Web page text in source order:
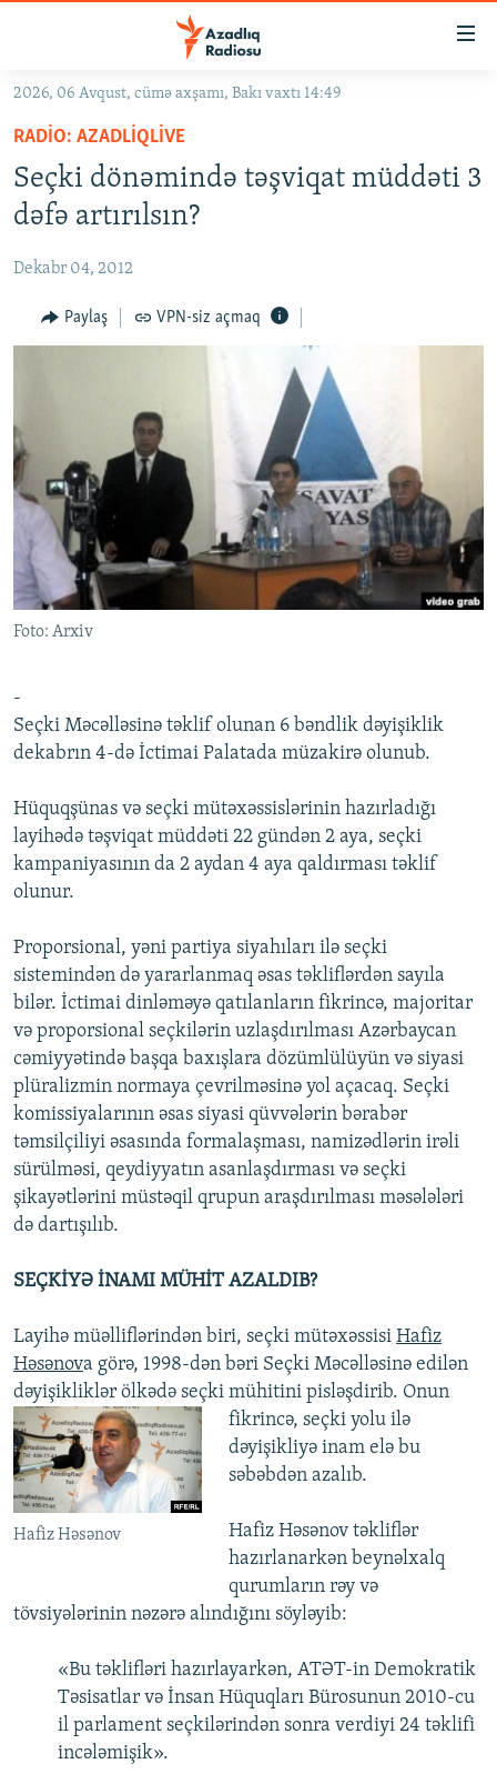
Əsas
qayıt
Əsas
naviqasiyaya
qayıt
Axtarışa
GÜNDƏM
#İZAHLA
KORRUPSIOMETR
FƏRQƏ BAX
QANUNI DOĞRU
FOTOQALEREYA
İNFOQRAFIKA
KARIKATURA
RADIO ARXIV
OXU ZALI
AZƏRBAYCAN ƏDƏBIYYATI KITABXANASI
İSLAM VƏ DEMOKRATIYA
İZ - MƏDƏNIYYƏT PROQRAMI
HAQQIMIZDA
MISSIYAMIZ
PEŞƏ ETIKASI VƏ JURNALISTIKA STANDARTLARIMIZ
MATERIALLARIMIZDAN ISTIFADƏ
AZADLIQRADIOSU MOBIL TELEFONUNUZDA
XƏBƏR BÜLLETENLƏRIMIZ
BIZI IZLƏ
RFE/RL-in bütün saytları
2026, 06 Avqust, cümə axşamı, Bakı vaxtı 14:49
RADIO: AZADLIQLIVE
Seçki dönəmində təşviqat müddəti 3
dəfə artırılsın?
Dekabr 04, 2012
Paylaş VPN-siz açmaq
Foto: Arxiv
-
Seçki Məcəlləsinə təklif olunan 6 bəndlik dəyişiklik
dekabrın 4-də İctimai Palatada müzakirə olunub.
Hüquqşünas və seçki mütəxəssislərinin hazırladığı
layihədə təşviqat müddəti 22 gündən 2 aya, seçki
kampaniyasının da 2 aydan 4 aya qaldırması təklif
olunur.
Proporsional, yəni partiya siyahıları ilə seçki
sistemindən də yararlanmaq əsas təkliflərdən sayıla
bilər. İctimai dinləməyə qatılanların fikrincə, majoritar
və proporsional seçkilərin uzlaşdırılması Azərbaycan
cəmiyyətində başqa baxışlara dözümlülüyün və siyasi
plüralizmin normaya çevrilməsinə yol açacaq. Seçki
komissiyalarının əsas siyasi qüvvələrin bərabər
təmsilçiliyi əsasında formalaşması, namizədlərin irəli
sürülməsi, qeydiyyatın asanlaşdırması və seçki
şikayətlərini müstəqil qrupun araşdırılması məsələləri
də dartışılıb.
SEÇKİYƏ İNAMI MÜHİT AZALDIB?
Layihə müəlliflərindən biri, seçki mütəxəssisi Hafiz
Həsənova görə, 1998-dən bəri Seçki Məcəlləsinə edilən
dəyişikliklər ölkədə seçki mühitini pisləşdirib.
Hafiz Həsənov
Onun
fikrincə, seçki yolu ilə
dəyişikliyə inam elə bu
səbəbdən azalıb.
Hafiz Həsənov təkliflər
hazırlanarkən beynəlxalq
qurumların rəy və
tövsiyələrinin nəzərə alındığını söyləyib:
«Bu təklifləri hazırlayarkən, ATƏT-in Demokratik
Təsisatlar və İnsan Hüquqları Bürosunun 2010-cu
il parlament seçkilərindən sonra verdiyi 24 təklifi
incələmişik».